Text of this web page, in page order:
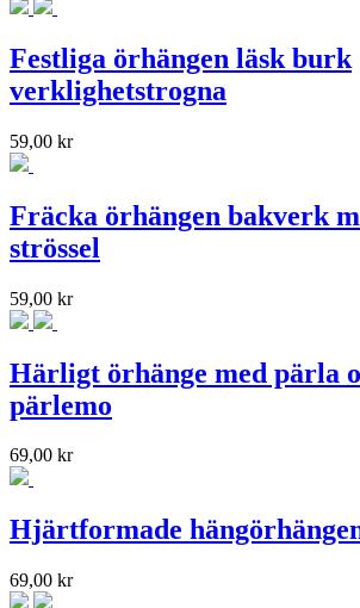
Festliga örhängen läsk burk
verklighetstrogna
59,00 kr
Fräcka örhängen bakverk
strössel
59,00 kr
Härligt örhänge med pärla
pärlemo
69,00 kr
Hjärtformade
69,00 kr